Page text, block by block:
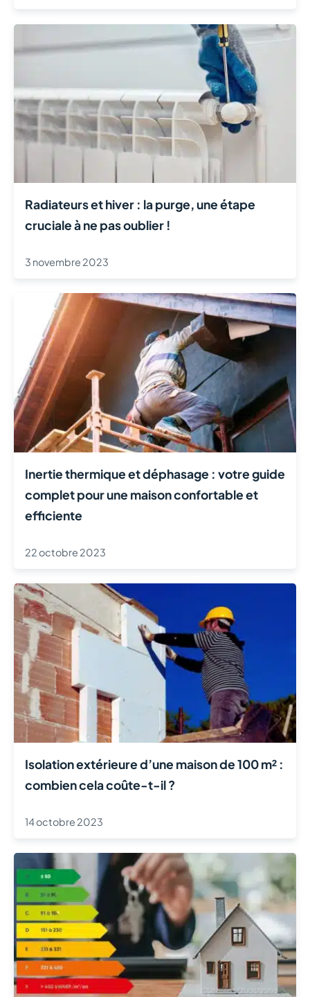
Radiateurs et hiver : la purge, une étape
cruciale à ne pas oublier !
3 novembre 2023
Inertie thermique et déphasage : votre guide
complet pour une maison confortable et
efficiente
22 octobre 2023
Isolation extérieure d’une maison de 100 m² :
combien cela coûte-t-il ?
14 octobre 2023